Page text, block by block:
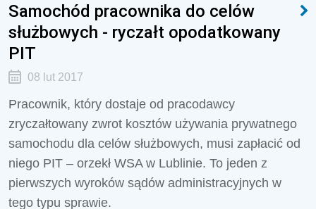
Samochód pracownika do celów
służbowych - ryczałt opodatkowany
PIT
08 lut 2017
Pracownik, który dostaje od pracodawcy
zryczałtowany zwrot kosztów używania prywatnego
samochodu dla celów służbowych, musi zapłacić od
niego PIT – orzekł WSA w Lublinie. To jeden z
pierwszych wyroków sądów administracyjnych w
tego typu sprawie.